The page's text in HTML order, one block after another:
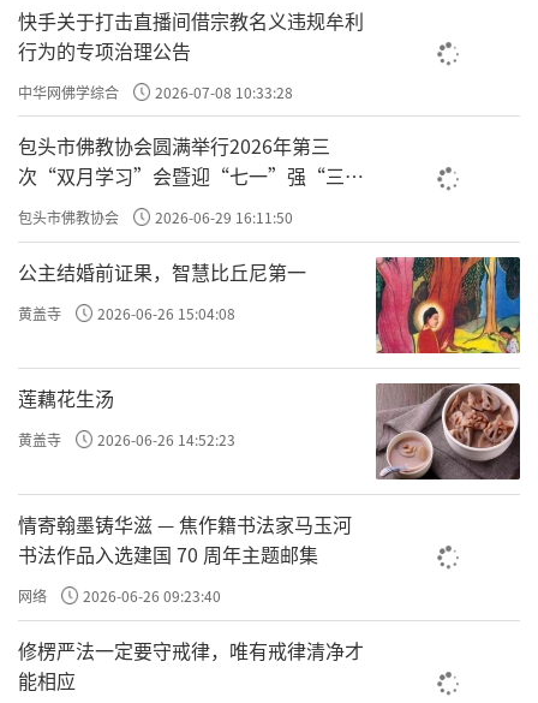
缘事物就不存在，叫性空。把缘起和性空统一
起来，就是中道。为了阐明这一理论，三论宗
设立了真俗二谛和八不中道等义。从俗谛说事
物在缘起上是有，从真谛说诸法在本性上是
空。色即是空，空即是色，缘起性空，真谛俗
谛圆融不二，就是中道。三论宗所依据的是般
若学，般若思想是佛教的根本思想，它的最主
要的真谛就是“空”的理论。世人之所以沉迷
三界六道，头出头没，长劫轮回，就是因为迷
于现象的有，而不能打开慧眼洞透幻象，看到
它本性的空。迷于幻象，就是执迷不悟的凡夫
众生；看到空性，就是破迷开悟的诸佛菩萨。
凡夫众生是“凡所有相，抱住不放”，如蝇逐
臭，如蛾投火，如渴鹿乘阳焰；诸佛菩萨
是“凡所有相，皆是虚妄”，乘着般若之舟，
渡过生死大海，直达涅槃彼岸。
破邪显正
快手关于打击直播间借宗教名义违规牟利
行为的专项治理公告
中华网佛学综合 2026-07-08 10:33:28
包头市佛教协会圆满举行2026年第三
次“双月学习”会暨迎“七一”强“三
爱”主题书画笔会
包头市佛教协会 2026-06-29 16:11:50
公主结婚前证果，智慧比丘尼第一
黄盖寺 2026-06-26 15:04:08
莲藕花生汤
黄盖寺 2026-06-26 14:52:23
情寄翰墨铸华滋 — 焦作籍书法家马玉河
书法作品入选建国 70 周年主题邮集
网络 2026-06-26 09:23:40
修楞严法一定要守戒律，唯有戒律清净才
能相应